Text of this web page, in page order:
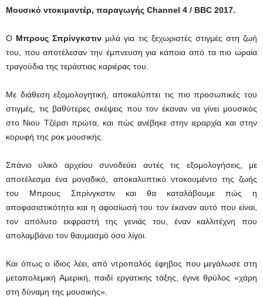
Μουσικό ντοκιμαντέρ, παραγωγής Channel 4 / BBC 2017.
Ο Μπρους Σπρίνγκστιν μιλά για τις ξεχωριστές στιγμές στη ζωή
του, που αποτέλεσαν την έμπνευση για κάποια από τα πιο ωραία
τραγούδια της τεράστιας καριέρας του.
Με διάθεση εξομολογητική, αποκαλύπτει τις πιο προσωπικές του
στιγμές, τις βαθύτερες σκέψεις που τον έκαναν να γίνει μουσικός
στο Νιου Τζέρσι πρώτα, και πώς ανέβηκε στην ιεραρχία και στην
κορυφή της ροκ μουσικής.
Σπάνιο υλικό αρχείου συνοδεύει αυτές τις εξομολογήσεις, με
αποτέλεσμα ένα μοναδικό, αποκαλυπτικό ντοκουμέντο της ζωής
του Μπρους Σπρίνγκστιν και θα καταλάβουμε πώς η
αποφασιστικότητα και η αφοσίωσή του τον έκαναν αυτό που είναι,
τον απόλυτο εκφραστή της γενιάς του, έναν καλλιτέχνη που
απολαμβάνει τον θαυμασμό όσο λίγοι.
Και όπως ο ίδιος λέει, από ντροπαλός έφηβος που μεγάλωσε στη
μεταπολεμική Αμερική, παιδί εργατικής τάξης, έγινε θρύλος «χάρη
στη δύναμη της μουσικής».